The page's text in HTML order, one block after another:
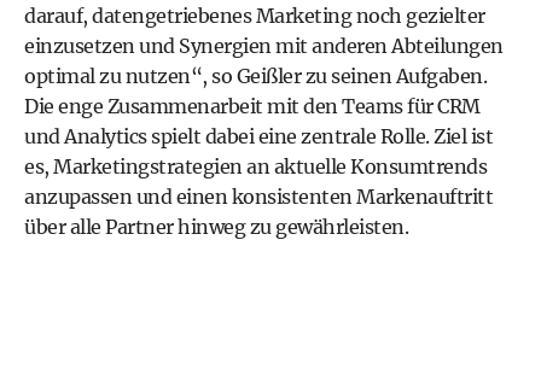
darauf, datengetriebenes Marketing noch gezielter
einzusetzen und Synergien mit anderen Abteilungen
optimal zu nutzen“, so Geißler zu seinen Aufgaben.
Die enge Zusammenarbeit mit den Teams für CRM
und Analytics spielt dabei eine zentrale Rolle. Ziel ist
es, Marketingstrategien an aktuelle Konsumtrends
anzupassen und einen konsistenten Markenauftritt
über alle Partner hinweg zu gewährleisten.